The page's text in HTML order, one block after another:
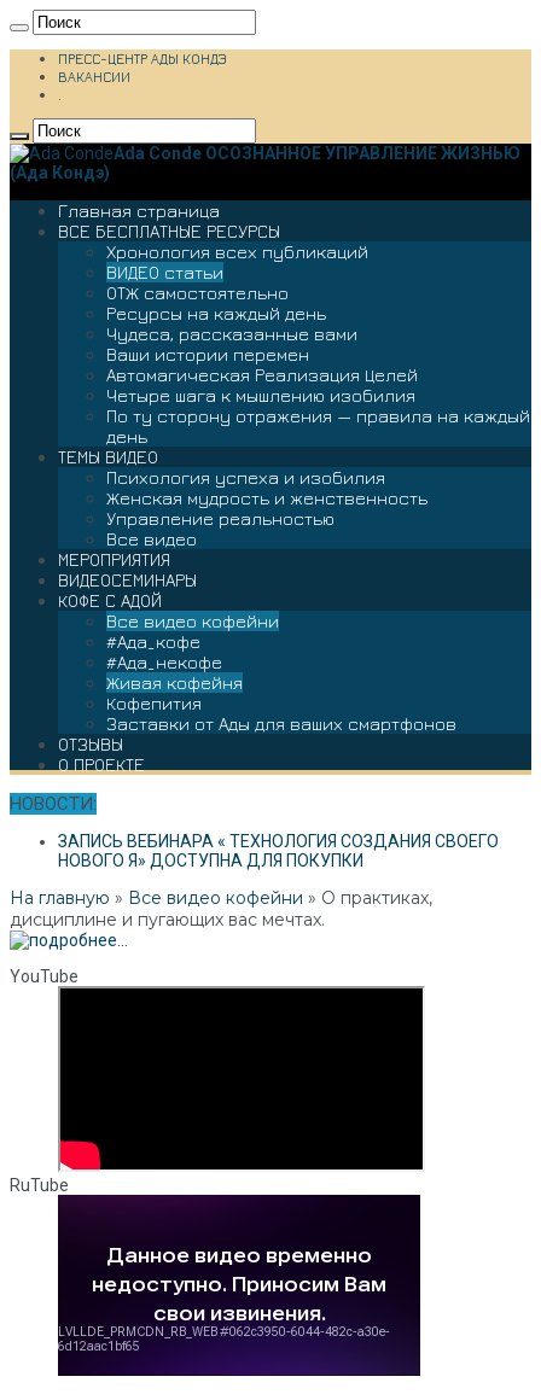
ПРЕСС-ЦЕНТР АДЫ КОНДЭ
ВАКАНСИИ
.
Ada Conde ОСОЗНАННОЕ УПРАВЛЕНИЕ ЖИЗНЬЮ
(Ада Кондэ)
Главная страница
ВСЕ БЕСПЛАТНЫЕ РЕСУРСЫ
Хронология всех публикаций
ВИДЕО статьи
ОТЖ самостоятельно
Ресурсы на каждый день
Чудеса, рассказанные вами
Ваши истории перемен
Автомагическая Реализация Целей
Четыре шага к мышлению изобилия
По ту сторону отражения — правила на каждый
день
ТЕМЫ ВИДЕО
Психология успеха и изобилия
Женская мудрость и женственность
Управление реальностью
Все видео
МЕРОПРИЯТИЯ
ВИДЕОСЕМИНАРЫ
КОФЕ С АДОЙ
Все видео кофейни
#Ада_кофе
#Ада_некофе
Живая кофейня
Кофепития
Заставки от Ады для ваших смартфонов
ОТЗЫВЫ
О ПРОЕКТЕ
НОВОСТИ:
ЗАПИСЬ ВЕБИНАРА « ТЕХНОЛОГИЯ СОЗДАНИЯ СВОЕГО
НОВОГО Я» ДОСТУПНА ДЛЯ ПОКУПКИ
На главную » Все видео кофейни » О практиках,
дисциплине и пугающих вас мечтах.
YouTube
RuTube